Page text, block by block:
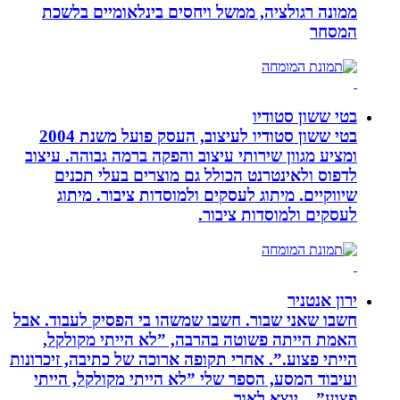
ממונה רגולציה, ממשל ויחסים בינלאומיים בלשכת
המסחר
בטי ששון סטודיו
בטי ששון סטודיו לעיצוב, העסק פועל משנת 2004
ומציע מגוון שירותי עיצוב והפקה ברמה גבוהה. עיצוב
לדפוס ולאינטרנט הכולל גם מוצרים בעלי תכנים
שיווקיים. מיתוג לעסקים ולמוסדות ציבור. מיתוג
לעסקים ולמוסדות ציבור.
ירון אנטניר
חשבו שאני שבור. חשבו שמשהו בי הפסיק לעבוד. אבל
האמת הייתה פשוטה בהרבה, ”לא הייתי מקולקל,
הייתי פצוע.”. אחרי תקופה ארוכה של כתיבה, זיכרונות
ועיבוד המסע, הספר שלי ”לא הייתי מקולקל, הייתי